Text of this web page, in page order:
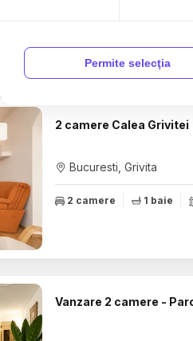
2 camere Calea Grivitei
Bucuresti, Grivita
2 camere 1 baie
Vanzare 2 camere -
Permite selecţia